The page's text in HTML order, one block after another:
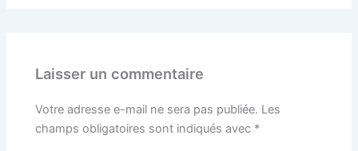
Laisser un commentaire
Votre adresse e-mail ne sera pas publiée. Les
champs obligatoires sont indiqués avec *